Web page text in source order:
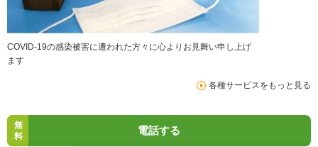
COVID-19の感染被害に遭われた方々に心よりお見舞い申し上げ
ます
各種サービスをもっと見る
無
料
電話する